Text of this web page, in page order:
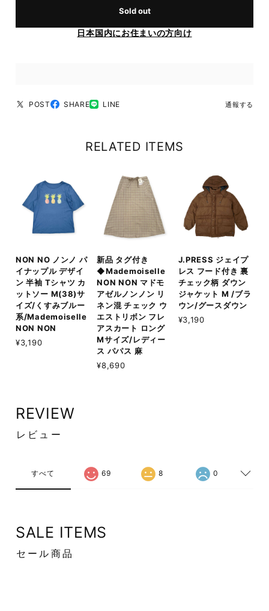
Sold out
日本国内にお住まいの方向け
POST SHARE LINE 通報する
RELATED ITEMS
NON NO ノンノ パ
イナップル デザイ
ン 半袖 Tシャツ カ
ットソー M(38)サ
イズ/くすみブルー
系/Mademoiselle
NON NON
¥3,190
新品 タグ付き
◆Mademoiselle
NON NON マドモ
アゼルノンノン リ
ネン混 チェック ウ
エストリボン フレ
アスカート ロング
Mサイズ/レディー
ス パパス 麻
¥8,690
J.PRESS ジェイプ
レス フード付き 裏
チェック柄 ダウン
ジャケット M /ブラ
ウン/グースダウン
¥3,190
REVIEW
レビュー
すべて 69 8 0
SALE ITEMS
セール商品